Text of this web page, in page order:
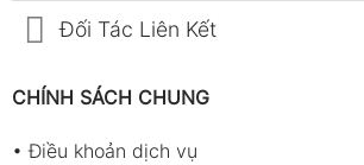
Đối Tác Liên Kết
CHÍNH SÁCH CHUNG
•Điều khoản dịch vụ